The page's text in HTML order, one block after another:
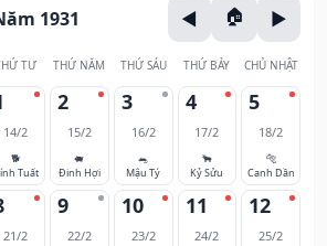
1931
TƯ THỨ NĂM THỨ SÁU THỨ BẢY CHỦ NHẬT
14/2
🐕
Tuất
2
15/2
🐖
Đinh Hợi
3
16/2
🐀
Mậu Tý
4
17/2
🐂
Kỷ Sửu
5
18/2
🐅
Canh Dần
21/2
9
22/2
10
23/2
11
24/2
12
25/2